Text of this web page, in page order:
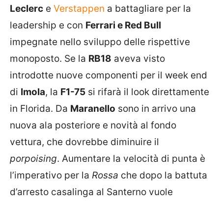
Leclerc e Verstappen a battagliare per la
leadership e con Ferrari e Red Bull
impegnate nello sviluppo delle rispettive
monoposto. Se la RB18 aveva visto
introdotte nuove componenti per il week end
di Imola, la F1-75 si rifarà il look direttamente
in Florida. Da Maranello sono in arrivo una
nuova ala posteriore e novità al fondo
vettura, che dovrebbe diminuire il
porpoising. Aumentare la velocità di punta è
l’imperativo per la Rossa che dopo la battuta
d’arresto casalinga al Santerno vuole